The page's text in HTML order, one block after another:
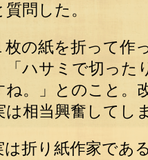
問した。
枚の紙を折って
「ハサミで切った
ね。」とのこと。
は相当興奮してし
折り紙作家であ